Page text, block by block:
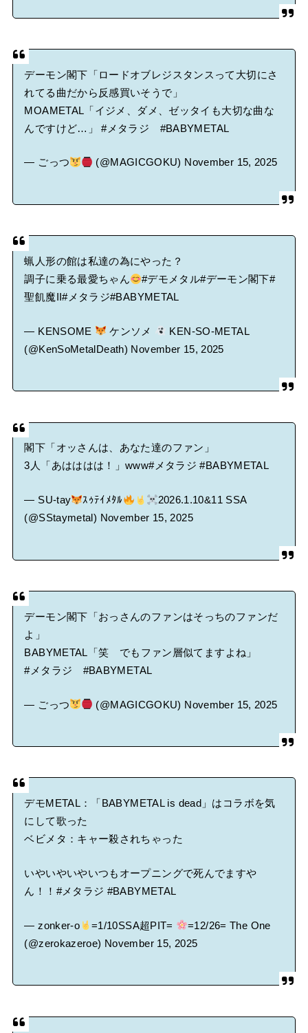
デーモン閣下「ロードオブレジスタンスって大切にさ
れてる曲だから反感買いそうで」
MOAMETAL「イジメ、ダメ、ゼッタイも大切な曲な
んですけど…」#メタラジ #BABYMETAL
— ごっつ (@MAGICGOKU) November 15, 2025
蝋人形の館は私達の為にやった？
調子に乗る最愛ちゃん
#デモメタル#デーモン閣下#
聖飢魔II#メタラジ#BABYMETAL
— KENSOME ケンソメ
KEN-SO-METAL
(@KenSoMetalDeath) November 15, 2025
閣下「オッさんは、あなた達のファン」
3人「あはははは！」www#メタラジ #BABYMETAL
— SU-tay ｽｩﾃｲﾒﾀﾙ
2026.1.10&11 SSA
(@SStaymetal) November 15, 2025
デーモン閣下「おっさんのファンはそっちのファンだ
よ」
BABYMETAL「笑 でもファン層似てますよね」
#メタラジ
#BABYMETAL
— ごっつ (@MAGICGOKU) November 15, 2025
デモMETAL：「BABYMETAL is dead」はコラボを気
にして歌った
ベビメタ：キャー殺されちゃった
いやいやいやいつもオープニングで死んでますや
ん！！ #メタラジ #BABYMETAL
— zonker-o =1/10SSA超PIT=
=12/26= The One
(@zerokazeroe) November 15, 2025